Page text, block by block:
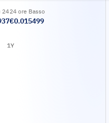
2424 ore Basso
€0.015499
1Y